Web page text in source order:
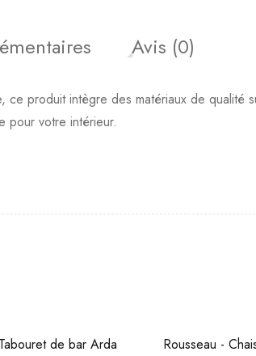
Avis (0)
ce produit intègre des matériaux de
pour votre intérieur.
de bar Arda
Rousseau - Chaise